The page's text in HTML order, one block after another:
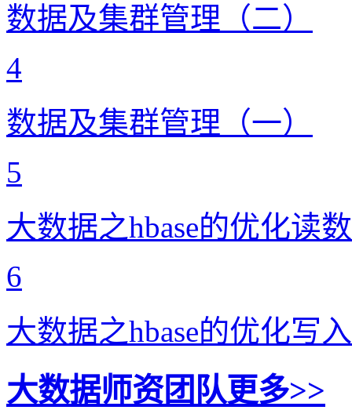
数据及集群管理（二）
4
数据及集群管理（一）
5
大数据之hbase的优化读
6
大数据之hbase的优化写
大数据师资团队更多>>